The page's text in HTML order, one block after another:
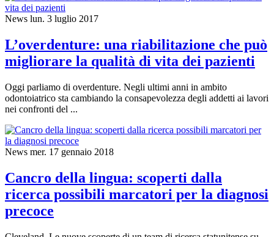
News lun. 3 luglio 2017
L’overdenture: una riabilitazione che può
migliorare la qualità di vita dei pazienti
Oggi parliamo di overdenture. Negli ultimi anni in ambito
odontoiatrico sta cambiando la consapevolezza degli addetti ai lavori
nei confronti del ...
News mer. 17 gennaio 2018
Cancro della lingua: scoperti dalla
ricerca possibili marcatori per la diagnosi
precoce